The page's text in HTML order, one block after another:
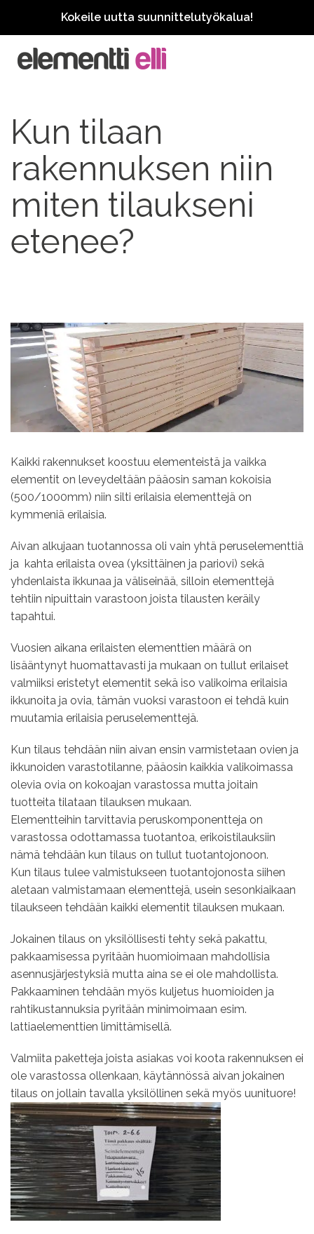
Kokeile uutta suunnittelutyökalua!
Kun tilaan
rakennuksen niin
miten tilaukseni
etenee?
Kaikki rakennukset koostuu elementeistä ja vaikka
elementit on leveydeltään pääosin saman kokoisia
(500/1000mm) niin silti erilaisia elementtejä on
kymmeniä erilaisia.
Aivan alkujaan tuotannossa oli vain yhtä peruselementtiä
ja kahta erilaista ovea (yksittäinen ja pariovi) sekä
yhdenlaista ikkunaa ja väliseinää, silloin elementtejä
tehtiin nipuittain varastoon joista tilausten keräily
tapahtui.
Vuosien aikana erilaisten elementtien määrä on
lisääntynyt huomattavasti ja mukaan on tullut erilaiset
valmiiksi eristetyt elementit sekä iso valikoima erilaisia
ikkunoita ja ovia, tämän vuoksi varastoon ei tehdä kuin
muutamia erilaisia peruselementtejä.
Kun tilaus tehdään niin aivan ensin varmistetaan ovien ja
ikkunoiden varastotilanne, pääosin kaikkia valikoimassa
olevia ovia on kokoajan varastossa mutta joitain
tuotteita tilataan tilauksen mukaan.
Elementteihin tarvittavia peruskomponentteja on
varastossa odottamassa tuotantoa, erikoistilauksiin
nämä tehdään kun tilaus on tullut tuotantojonoon.
Kun tilaus tulee valmistukseen tuotantojonosta siihen
aletaan valmistamaan elementtejä, usein sesonkiaikaan
tilaukseen tehdään kaikki elementit tilauksen mukaan.
Jokainen tilaus on yksilöllisesti tehty sekä pakattu,
pakkaamisessa pyritään huomioimaan mahdollisia
asennusjärjestyksiä mutta aina se ei ole mahdollista.
Pakkaaminen tehdään myös kuljetus huomioiden ja
rahtikustannuksia pyritään minimoimaan esim.
lattiaelementtien limittämisellä.
Valmiita paketteja joista asiakas voi koota rakennuksen ei
ole varastossa ollenkaan, käytännössä aivan jokainen
tilaus on jollain tavalla yksilöllinen sekä myös uunituore!